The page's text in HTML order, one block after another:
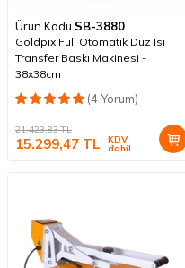
Ürün Kodu SB-3880
Goldpix Full Otomatik Düz Isı
Transfer Baskı Makinesi -
38x38cm
(4 Yorum)
21.423,83TL
15.299,47 TL KDV
dahil